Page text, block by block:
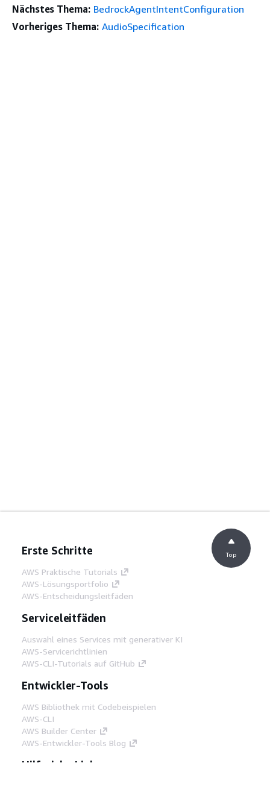
Nächstes Thema: BedrockAgentIntentConfiguration
Vorheriges Thema: AudioSpecification
Erste Schritte
AWS Praktische Tutorials
AWS-Lösungsportfolio
AWS-Entscheidungsleitfäden
Serviceleitfäden
Auswahl eines Services mit generativer KI
AWS-Servicerichtlinien
AWS-CLI-Tutorials auf GitHub
Entwickler-Tools
AWS Bibliothek mit Codebeispielen
AWS-CLI
AWS Builder Center
AWS-Entwickler-Tools Blog
Hilfreiche Links
Top